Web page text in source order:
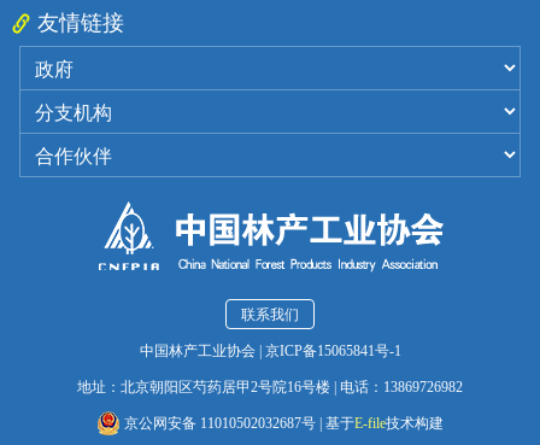
友情链接
联系我们
中国林产工业协会 | 京ICP备15065841号-1
地址：北京朝阳区芍药居甲2号院16号楼 | 电话：13869726982
京公网安备 11010502032687号 | 基于E-file技术构建